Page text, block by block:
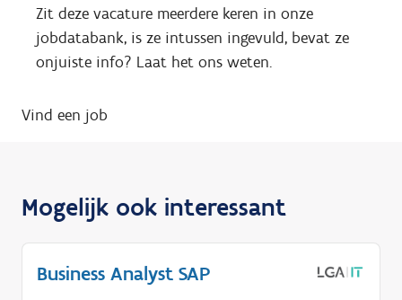
Zit deze vacature meerdere keren in onze
jobdatabank, is ze intussen ingevuld, bevat ze
onjuiste info? Laat het ons weten.
Vind een job
Mogelijk ook interessant
Business Analyst SAP